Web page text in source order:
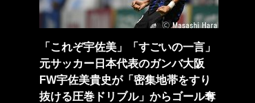
「これぞ宇佐美」「すごいの一言」
元サッカー日本代表のガンバ大阪
FW宇佐美貴史が「密集地帯をすり
抜ける圧巻ドリブル」からゴール奪